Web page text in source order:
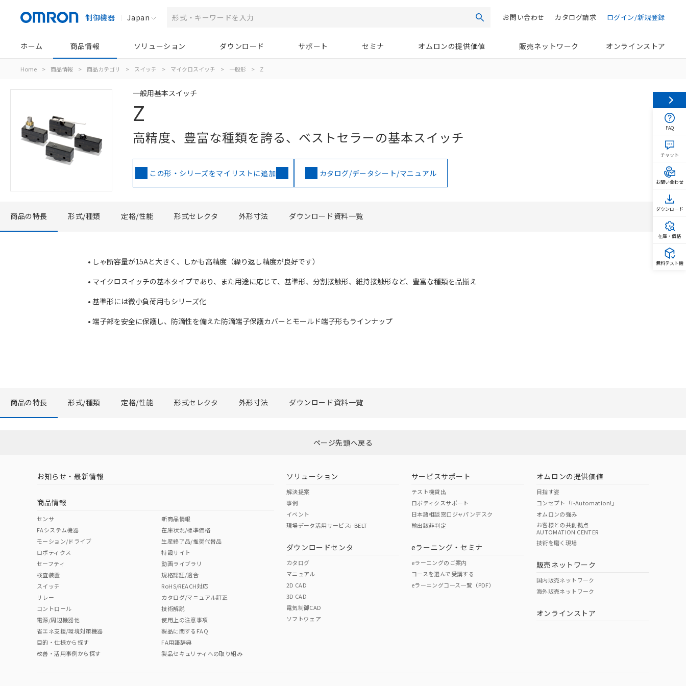
制御機器 Japan 検索 ログイン/新規登録
カタログ請求
お問い合わせ
ホーム 商品情報 ソリューション ダウンロード サポート セミナ オムロンの提供価値 販売ネットワーク オンラインストア
Home > 商品情報 > 商品カテゴリ > スイッチ > マイクロスイッチ > 一般形 > Z
一般用基本スイッチ
Z
高精度、豊富な種類を誇る、ベストセラーの基本スイッチ
この形・シリーズをマイリストに追加 カタログ/データシート/マニュアル
商品の特長 形式/種類 定格/性能 形式セレクタ 外形寸法 ダウンロード資料一覧
• しゃ断容量が15Aと大きく、しかも高精度（繰り返し精度が良好です）
• マイクロスイッチの基本タイプであり、また用途に応じて、基準形、分割接触形、維持接触形など、豊富な種類を品揃え
• 基準形には微小負荷用もシリーズ化
• 端子部を安全に保護し、防滴性を備えた防滴端子保護カバーとモールド端子形もラインナップ
商品の特長 形式/種類 定格/性能 形式セレクタ 外形寸法 ダウンロード資料一覧
ページ先頭へ戻る
お知らせ・最新情報
商品情報
センサ
FAシステム機器
モーション/ドライブ
ロボティクス
セーフティ
検査装置
スイッチ
リレー
コントロール
電源/周辺機器他
省エネ支援/環境対策機器
目的・仕様から探す
改善・活用事例から探す
新商品情報
在庫状況/標準価格
生産終了品/推奨代替品
特設サイト
動画ライブラリ
規格認証/適合
RoHS/REACH対応
カタログ/マニュアル訂正
技術解説
使用上の注意事項
製品に関するFAQ
FA用語辞典
製品セキュリティへの取り組み
ソリューション
解決提案
事例
イベント
現場データ活用サービスi-BELT
ダウンロードセンタ
カタログ
マニュアル
2D CAD
3D CAD
電気制御CAD
ソフトウェア
サービスサポート
テスト機貸出
ロボティクスサポート
日本語相談窓口ジャパンデスク
輸出該非判定
eラーニング・セミナ
eラーニングのご案内
コースを選んで受講する
eラーニングコース一覧（PDF）
オムロンの提供価値
目指す姿
コンセプト「i-Automation!」
オムロンの強み
お客様との共創拠点
AUTOMATION CENTER
技術を磨く現場
販売ネットワーク
国内販売ネットワーク
海外販売ネットワーク
オンラインストア
FAQ
チャット
お問い合わせ
ダウンロード
在庫・価格
無料テスト機